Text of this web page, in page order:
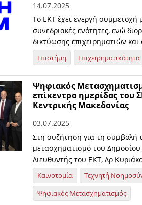
14.07.2025
Το ΕΚΤ έχει ενεργή συμμετοχή
συνεδριακές ενότητες, ενώ
δικτύωσης επιχειρηματιών
Επιστήμη Επιχειρηματικότητα
Ψηφιακός
επίκεντρο ημερίδας του
Κεντρικής Μακεδονίας
03.07.2025
Στη συζήτηση για τη συμβολή
μετασχηματισμό του
Διευθυντής του ΕΚΤ, Δρ
Καινοτομία Τεχνητή
Ψηφιακός Μετασχηματισμός